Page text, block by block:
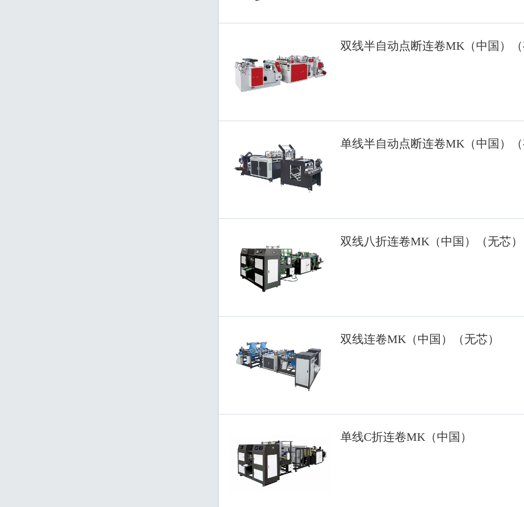
双线半自动点断连卷MK（中国）（
单线半自动点断连卷MK（中国）（
双线八折连卷MK（中国）（无芯）
双线连卷MK（中国）（无芯）
单线C折连卷MK（中国）